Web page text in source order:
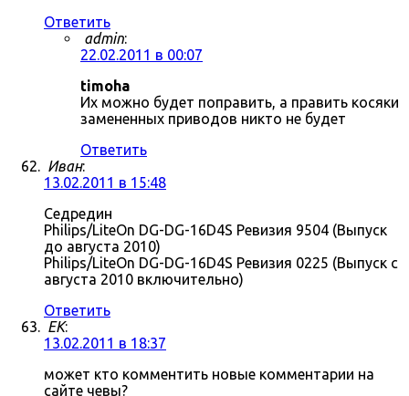
Ответить
admin:
22.02.2011 в 00:07
timoha
Их можно будет поправить, а править косяки
замененных приводов никто не будет
Ответить
Иван:
13.02.2011 в 15:48
Седредин
Philips/LiteOn DG-DG-16D4S Ревизия 9504 (Выпуск
до августа 2010)
Philips/LiteOn DG-DG-16D4S Ревизия 0225 (Выпуск с
августа 2010 включительно)
Ответить
ЕK:
13.02.2011 в 18:37
может кто комментить новые комментарии на
сайте чевы?